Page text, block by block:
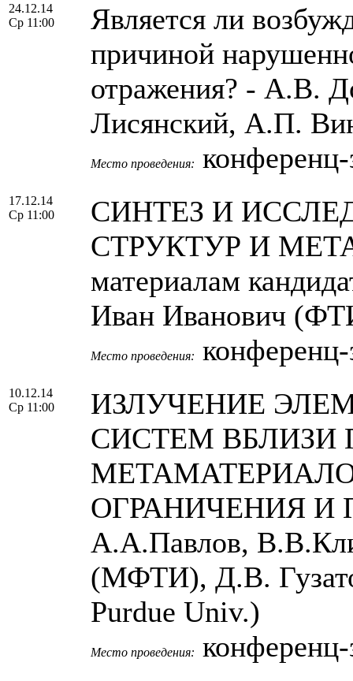
24.12.14
Ср 11:00
Является ли
причиной
отражения? - А.В.
Лисянский, А.П.
Место проведения:
17.12.14
Ср 11:00
СИНТЕЗ И
СТРУКТУР И
материалам
Иван Иванович
Место проведения:
10.12.14
Ср 11:00
ИЗЛУЧЕНИЕ
СИСТЕМ
ОГРАНИЧЕНИЯ И
А.А.Павлов,
(МФТИ), Д.В.
Purdue Univ.)
Место проведения: